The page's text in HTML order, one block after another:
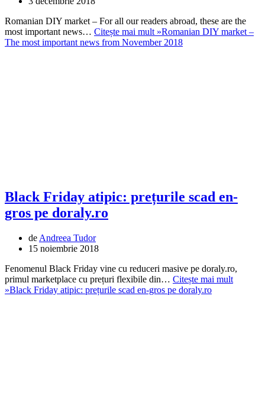
Romanian DIY market – For all our readers abroad, these are the
most important news… Citește mai mult »Romanian DIY market –
The most important news from November 2018
Black Friday atipic: prețurile scad en-
gros pe doraly.ro
de Andreea Tudor
15 noiembrie 2018
Fenomenul Black Friday vine cu reduceri masive pe doraly.ro,
primul marketplace cu prețuri flexibile din… Citește mai mult
»Black Friday atipic: prețurile scad en-gros pe doraly.ro